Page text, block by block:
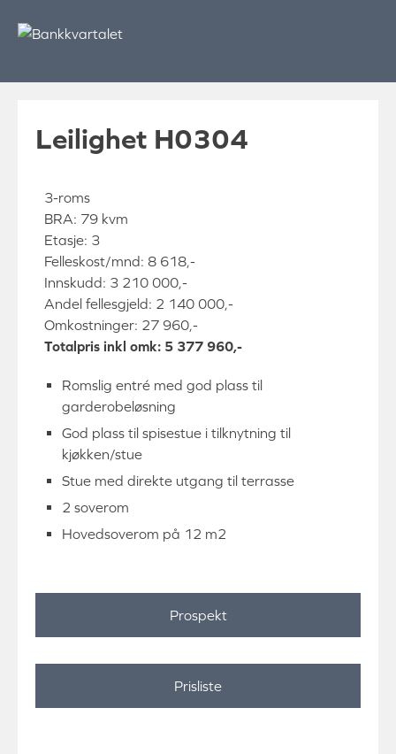
Leilighet H0304
3-roms
BRA: 79 kvm
Etasje: 3
Felleskost/mnd: 8 618,-
Innskudd: 3 210 000,-
Andel fellesgjeld: 2 140 000,-
Omkostninger: 27 960,-
Totalpris inkl omk: 5 377 960,-
Romslig entré med god plass til
garderobeløsning
God plass til spisestue i tilknytning til
kjøkken/stue
Stue med direkte utgang til terrasse
2 soverom
Hovedsoverom på 12 m2
Prospekt
Prisliste